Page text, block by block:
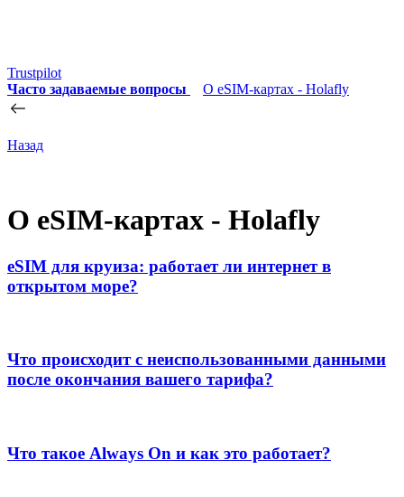
Trustpilot
Часто задаваемые вопросы
О eSIM-картах - Holafly
Назад
О eSIM-картах - Holafly
eSIM для круиза: работает ли интернет в
открытом море?
Что происходит с неиспользованными данными
после окончания вашего тарифа?
Что такое Always On и как это работает?